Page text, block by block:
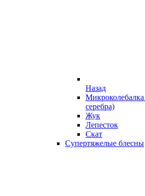
Назад
серебра)
Жук
Лепесток
Скат
Супертяжелые блесны